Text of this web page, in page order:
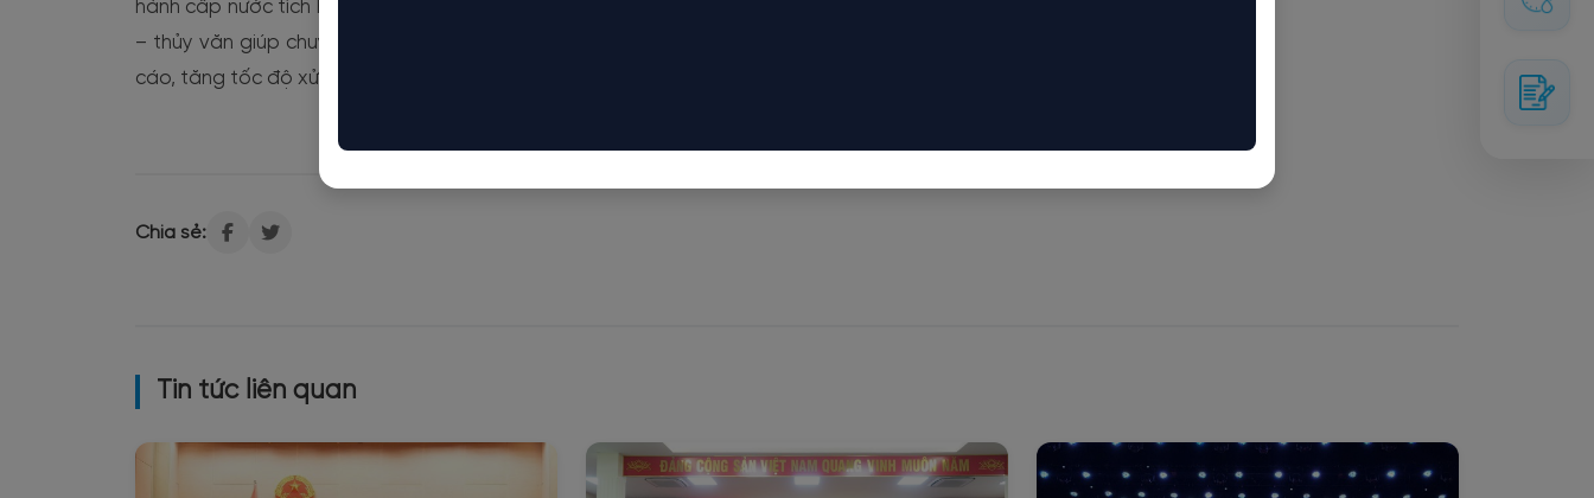
hành cấp nước tích hợp hệ thống Scada, hệ thống GIS, Dữ liệu khách hàng và Dự liệu sản xuất
– thủy văn giúp chuyển đổi từ quản lý phân tán sang điều hành tập trung, giảm thời gian báo
cáo, tăng tốc độ xử lý khi sự cố xảy ra.
Chia sẻ:
Tin tức liên quan